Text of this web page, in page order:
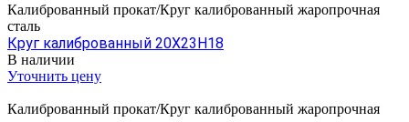
Калиброванный прокат/Круг калиброванный жаропрочная
сталь
Круг калиброванный 20Х23Н18
В наличии
Уточнить цену
Калиброванный прокат/Круг калиброванный жаропрочная